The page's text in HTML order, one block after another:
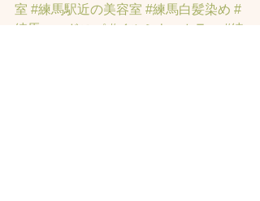
室 #練馬駅近の美容室 #練馬白髪染め #
練馬ヘッドスパ #イルミナーカラー
#練